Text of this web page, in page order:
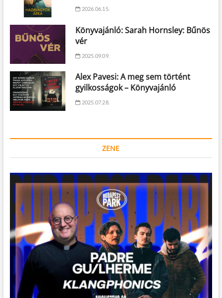
2026.06.15.
Könyvajánló: Sarah Hornsley: Bűnös
vér
2025.09.09.
Alex Pavesi: A meg sem történt
gyilkosságok – Könyvajánló
2025.07.28.
ZENE